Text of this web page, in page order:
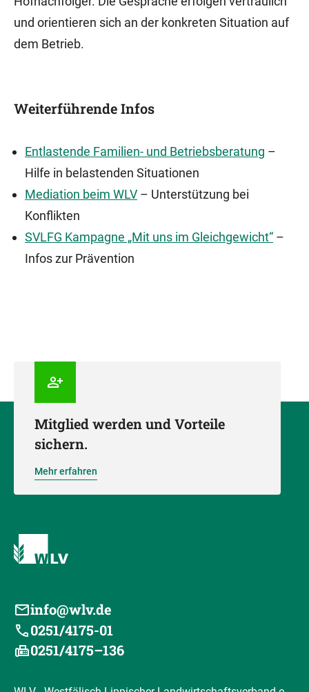
und orientieren sich an der konkreten Situation auf
dem Betrieb.
Weiterführende Infos
Entlastende Familien- und Betriebsberatung –
Hilfe in belastenden Situationen
Mediation beim WLV – Unterstützung bei
Konflikten
SVLFG Kampagne „Mit uns im Gleichgewicht“ –
Infos zur Prävention
Mitglied werden und Vorteile
sichern.
Mehr erfahren
info@wlv.de
0251/4175-01
0251/4175–136